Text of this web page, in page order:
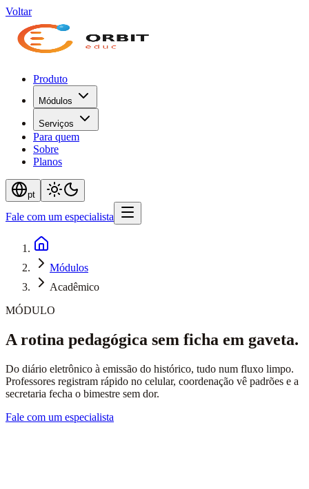
Voltar
Produto
Módulos
Serviços
Para quem
Sobre
Planos
pt
Fale com um especialista
Módulos
Acadêmico
MÓDULO
A rotina pedagógica sem ficha em gaveta.
Do diário eletrônico à emissão do histórico, tudo num fluxo limpo.
Professores registram rápido no celular, coordenação vê padrões e a
secretaria fecha o bimestre sem dor.
Fale com um especialista